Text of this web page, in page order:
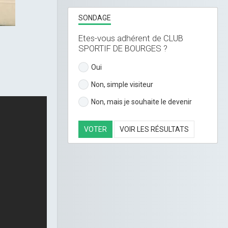
SONDAGE
Etes-vous adhérent de CLUB
SPORTIF DE BOURGES ?
Oui
Non, simple visiteur
Non, mais je souhaite le devenir
VOTER VOIR LES RÉSULTATS